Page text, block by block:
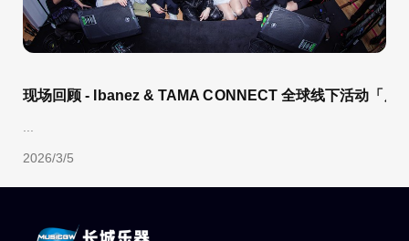
现场回顾 - Ibanez & TAMA CONNECT 全球线下活动「广
2026/3/5